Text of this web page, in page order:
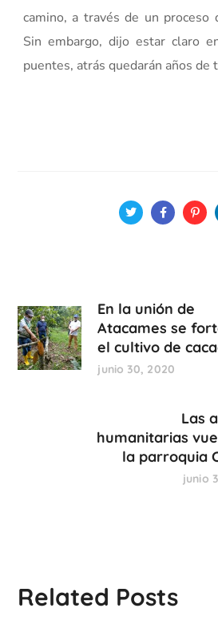
camino, a través de un proceso
Sin embargo, dijo estar claro
puentes, atrás quedarán años de
En la unión de
Atacames se
el cultivo de
junio 30, 2020
Las
humanitarias
la parroquia
junio
Related Posts